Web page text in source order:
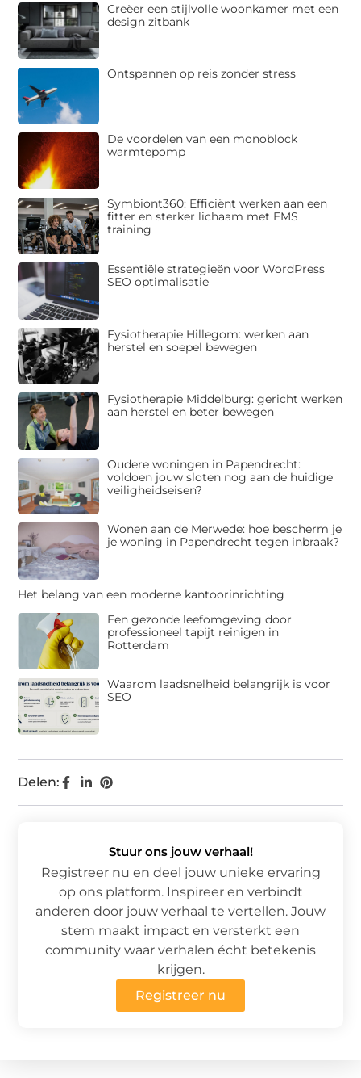
Delen:
Creëer een stijlvolle woonkamer met een
design zitbank
Ontspannen op reis zonder stress
De voordelen van een monoblock
warmtepomp
Symbiont360: Efficiënt werken aan een
fitter en sterker lichaam met EMS
training
Essentiële strategieën voor WordPress
SEO optimalisatie
Fysiotherapie Hillegom: werken aan
herstel en soepel bewegen
Fysiotherapie Middelburg: gericht werken
aan herstel en beter bewegen
Oudere woningen in Papendrecht:
voldoen jouw sloten nog aan de huidige
veiligheidseisen?
Wonen aan de Merwede: hoe bescherm je
je woning in Papendrecht tegen inbraak?
Het belang van een moderne kantoorinrichting
Een gezonde leefomgeving door
professioneel tapijt reinigen in
Rotterdam
Waarom laadsnelheid belangrijk is voor
SEO
Stuur ons jouw verhaal!
Registreer nu en deel jouw unieke ervaring
op ons platform. Inspireer en verbindt
anderen door jouw verhaal te vertellen. Jouw
stem maakt impact en versterkt een
community waar verhalen écht betekenis
krijgen.
Registreer nu